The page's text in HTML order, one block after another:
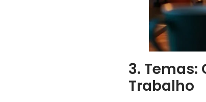
3. Temas:
Trabalho